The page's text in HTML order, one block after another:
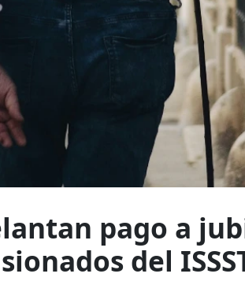
pago a
del